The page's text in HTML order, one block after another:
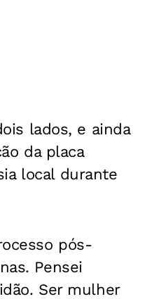
lados, e ainda
da placa
local durante
pós-
Pensei
Ser mulher